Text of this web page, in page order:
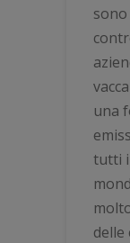
una
tutti
delle